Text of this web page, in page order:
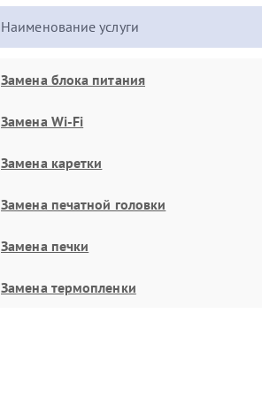
Наименование услуги
Замена блока питания
Замена Wi-Fi
Замена каретки
Замена печатной головки
Замена печки
Замена термопленки